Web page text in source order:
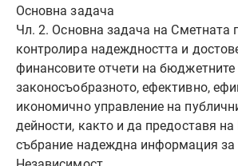
Основна задача
Чл. 2. Основна задача на Сметната
контролира надеждността и
финансовите отчети на бюджетните
законосъобразното, ефективно,
икономично управление на
дейности, както и да предоставя
събрание надеждна информация за